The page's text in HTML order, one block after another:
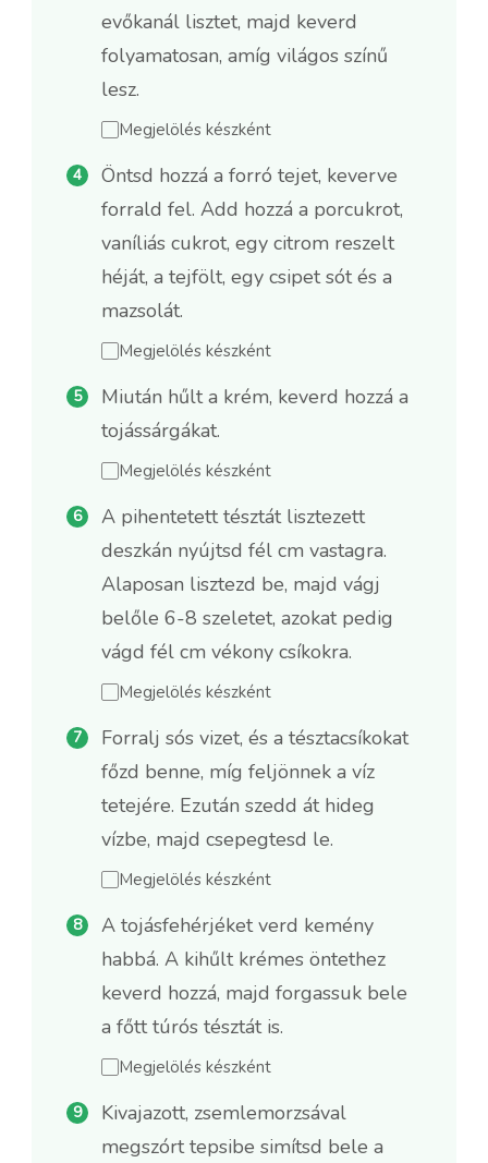
evőkanál lisztet, majd keverd
folyamatosan, amíg világos színű
lesz.
Megjelölés készként
Öntsd hozzá a forró tejet, keverve
forrald fel. Add hozzá a porcukrot,
vaníliás cukrot, egy citrom reszelt
héját, a tejfölt, egy csipet sót és a
mazsolát.
Megjelölés készként
Miután hűlt a krém, keverd hozzá a
tojássárgákat.
Megjelölés készként
A pihentetett tésztát lisztezett
deszkán nyújtsd fél cm vastagra.
Alaposan lisztezd be, majd vágj
belőle 6-8 szeletet, azokat pedig
vágd fél cm vékony csíkokra.
Megjelölés készként
Forralj sós vizet, és a tésztacsíkokat
főzd benne, míg feljönnek a víz
tetejére. Ezután szedd át hideg
vízbe, majd csepegtesd le.
Megjelölés készként
A tojásfehérjéket verd kemény
habbá. A kihűlt krémes öntethez
keverd hozzá, majd forgassuk bele
a főtt túrós tésztát is.
Megjelölés készként
Kivajazott, zsemlemorzsával
megszórt tepsibe simítsd bele a